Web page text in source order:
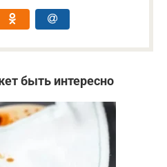
быть интересно